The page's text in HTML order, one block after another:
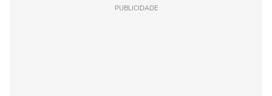
PUBLICIDADE